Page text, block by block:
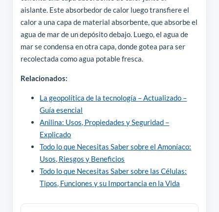
aislante. Este absorbedor de calor luego transfiere el
calor a una capa de material absorbente, que absorbe el
agua de mar de un depósito debajo. Luego, el agua de
mar se condensa en otra capa, donde gotea para ser
recolectada como agua potable fresca.
Relacionados:
La geopolítica de la tecnología – Actualizado –
Guía esencial
Anilina: Usos, Propiedades y Seguridad –
Explicado
Todo lo que Necesitas Saber sobre el Amoníaco:
Usos, Riesgos y Beneficios
Todo lo que Necesitas Saber sobre las Células:
Tipos, Funciones y su Importancia en la Vida